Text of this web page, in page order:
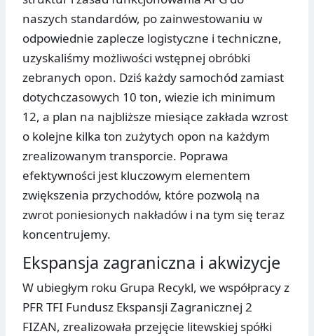
naszych standardów, po zainwestowaniu w
odpowiednie zaplecze logistyczne i techniczne,
uzyskaliśmy możliwości wstępnej obróbki
zebranych opon. Dziś każdy samochód zamiast
dotychczasowych 10 ton, wiezie ich minimum
12, a plan na najbliższe miesiące zakłada wzrost
o kolejne kilka ton zużytych opon na każdym
zrealizowanym transporcie. Poprawa
efektywności jest kluczowym elementem
zwiększenia przychodów, które pozwolą na
zwrot poniesionych nakładów i na tym się teraz
koncentrujemy.
Ekspansja zagraniczna i akwizycje
W ubiegłym roku Grupa Recykl, we współpracy z
PFR TFI Fundusz Ekspansji Zagranicznej 2
FIZAN, zrealizowała przejęcie litewskiej spółki